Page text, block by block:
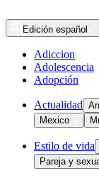
Edición español
Adiccion
Adolescencia
Adopción
Actualidad
Mexico
Estilo de vida
Pareja y